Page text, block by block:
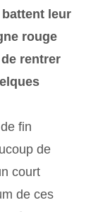
leur
rouge
rentrer
fin
de
court
de ces